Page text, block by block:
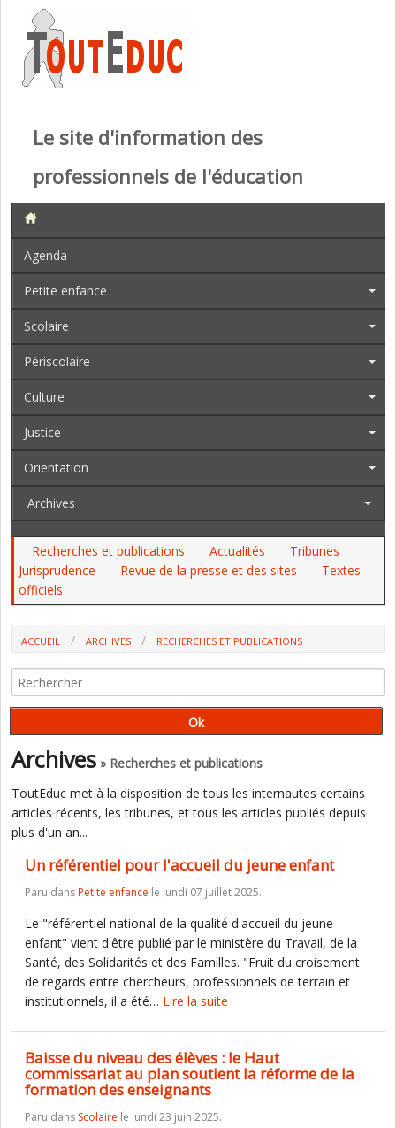
Le site d'information des
professionnels de l'éducation
Agenda
Petite enfance
Scolaire
Périscolaire
Culture
Justice
Orientation
Archives
Recherches et publications Actualités
Tribunes
Jurisprudence
Revue de la presse et des sites
Textes
officiels
ACCUEIL ARCHIVES RECHERCHES ET PUBLICATIONS
Archives » Recherches et publications
ToutEduc met à la disposition de tous les internautes certains
articles récents, les tribunes, et tous les articles publiés depuis
plus d'un an...
Un référentiel pour l'accueil du jeune enfant
Paru dansPetite enfance le lundi 07 juillet 2025.
Le "référentiel national de la qualité d'accueil du jeune
enfant" vient d'être publié par le ministère du Travail, de la
Santé, des Solidarités et des Familles. "Fruit du croisement
de regards entre chercheurs, professionnels de terrain et
institutionnels, il a été… Lire la suite
Baisse du niveau des élèves : le Haut
commissariat au plan soutient la réforme de la
formation des enseignants
Paru dans Scolaire le lundi 23 juin 2025.